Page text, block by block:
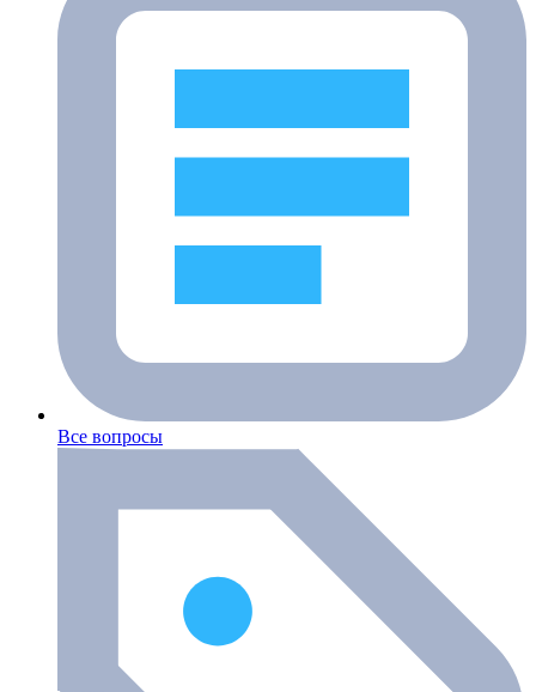
Все вопросы